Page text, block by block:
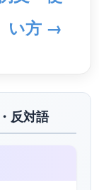
い方 →
反対語